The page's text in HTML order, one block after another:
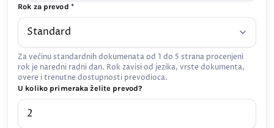
Rok za prevod *
Za većinu standardnih dokumenata od 1 do 5 strana procenjeni
rok je naredni radni dan. Rok zavisi od jezika, vrste dokumenta,
overe i trenutne dostupnosti prevodioca.
U koliko primeraka želite prevod?